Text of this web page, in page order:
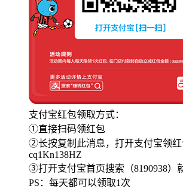
支付宝红包领取方式：
①直接扫码领红包
②长按复制此消息，打开支付宝领红
cq1Kn138HZ
③打开支付宝首页搜索（8190938）
PS：每天都可以领取1次